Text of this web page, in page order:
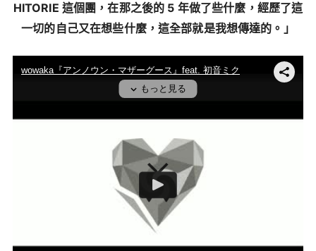
HITORIE 這個團，在那之後的 5 年做了些什麼，經歷了這
一切的自己又在想些什麼，這全部就是我想傳達的。」